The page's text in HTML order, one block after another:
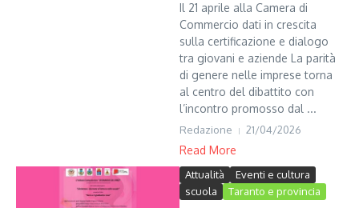
Il 21 aprile alla Camera di
Commercio dati in crescita
sulla certificazione e dialogo
tra giovani e aziende La parità
di genere nelle imprese torna
al centro del dibattito con
l’incontro promosso dal ...
Redazione 21/04/2026
Read More
Attualità
Eventi e cultura
scuola
Taranto e provincia